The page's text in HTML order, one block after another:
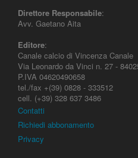
Direttore Responsabile:
Avv. Gaetano Aita
Editore:
Canale calcio di Vincenza Canale
Via Leonardo da Vinci n. 27 -
P.IVA 04620490658
tel./fax +(39) 0828 - 333512
cell. (+39) 328 637 3486
Contatti
Richiedi abbonamento
Privacy